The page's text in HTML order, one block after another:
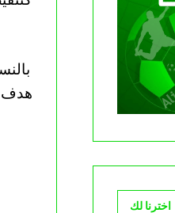
هدف
اخترنا لك